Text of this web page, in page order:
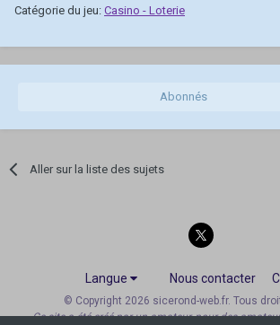
Catégorie du jeu: Casino - Loterie
Abonnés
Aller sur la liste des sujets
Langue Nous contacter
© Copyright 2026 sicerond-web.fr. Tous
Ce site a été créé par un amateur, pour des